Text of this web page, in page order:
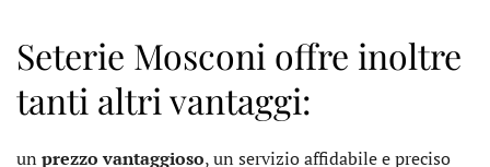
Seterie Mosconi offre inoltre
tanti altri vantaggi:
un prezzo vantaggioso, un servizio affidabile e preciso